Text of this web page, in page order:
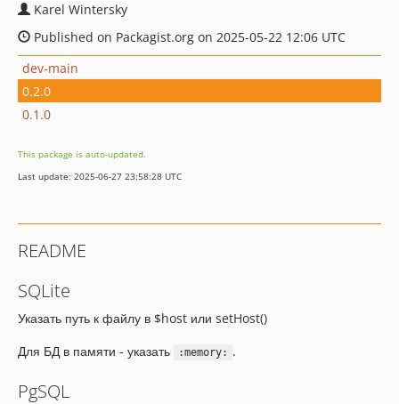
Karel Wintersky
Published on Packagist.org on 2025-05-22 12:06 UTC
dev-main
0.2.0
0.1.0
This package is auto-updated.
Last update: 2025-06-27 23:58:28 UTC
README
SQLite
Указать путь к файлу в $host или setHost()
Для БД в памяти - указать
:memory: .
PgSQL